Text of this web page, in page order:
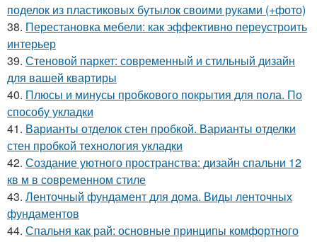
поделок из пластиковых бутылок своими руками (+фото)
38. Перестановка мебели: как эффективно переустроить
интерьер
39. Стеновой паркет: современный и стильный дизайн
для вашей квартиры
40. Плюсы и минусы пробкового покрытия для пола. По
способу укладки
41. Варианты отделок стен пробкой. Варианты отделки
стен пробкой технология укладки
42. Создание уютного пространства: дизайн спальни 12
кв м в современном стиле
43. Ленточный фундамент для дома. Виды ленточных
фундаментов
44. Спальня как рай: основные принципы комфортного